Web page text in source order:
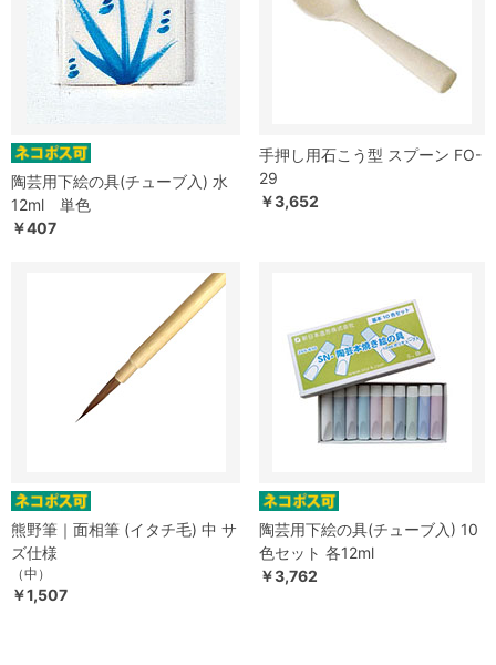
陶芸用下絵の具(チューブ入) 水
12ml 単色
￥407
手押し用石こう型 スプーン FO-
29
￥3,652
熊野筆｜面相筆 (イタチ毛) 中 サ
ズ仕様
（中）
￥1,507
陶芸用下絵の具(チューブ入) 10
色セット 各12ml
￥3,762